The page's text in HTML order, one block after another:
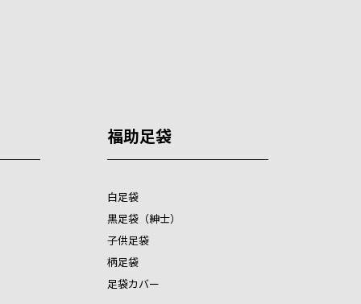
福助足袋
白足袋
黒足袋（紳士）
子供足袋
柄足袋
足袋カバー